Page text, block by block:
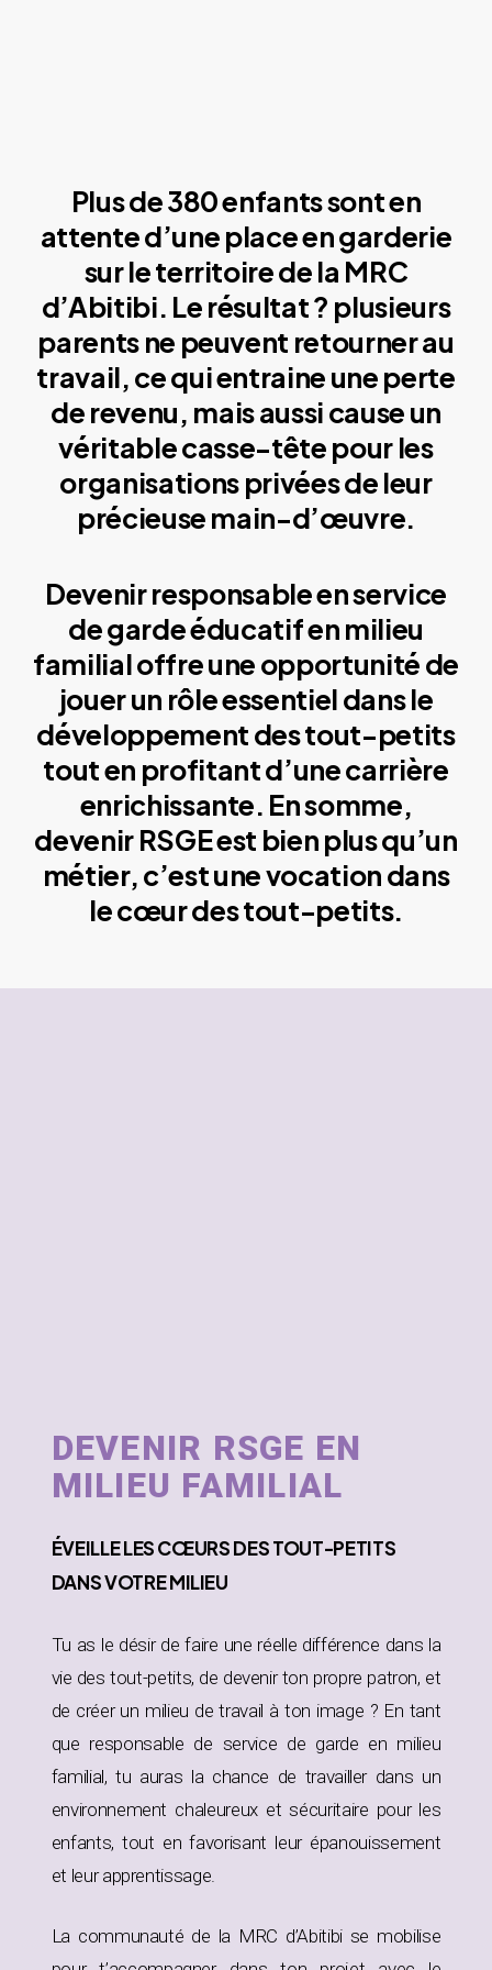
Plus de 380 enfants sont en
attente d’une place en garderie
sur le territoire de la MRC
d’Abitibi. Le résultat ? plusieurs
parents ne peuvent retourner au
travail, ce qui entraine une perte
de revenu, mais aussi cause un
véritable casse-tête pour les
organisations privées de leur
précieuse main-d’œuvre.
Devenir responsable en service
de garde éducatif en milieu
familial offre une opportunité de
jouer un rôle essentiel dans le
développement des tout-petits
tout en profitant d’une carrière
enrichissante. En somme,
devenir RSGE est bien plus qu’un
métier, c’est une vocation dans
le cœur des tout-petits.
DEVENIR RSGE EN
MILIEU FAMILIAL
ÉVEILLELES CŒURS DES TOUT-PETITS
DANSVOTRE MILIEU
Tu as le désir de faire une réelle différence dans la
vie des tout-petits, de devenir ton propre patron, et
de créer un milieu de travail à ton image ? En tant
que responsable de service de garde en milieu
familial, tu auras la chance de travailler dans un
environnement chaleureux et sécuritaire pour les
enfants, tout en favorisant leur épanouissement
et leur apprentissage.
La communauté de la MRC d’Abitibi se mobilise